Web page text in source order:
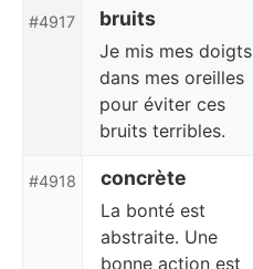
#4917 bruits
Je mis mes doigts
dans mes oreilles
pour éviter ces
bruits terribles.
#4918 concrète
La bonté est
abstraite. Une
bonne action est